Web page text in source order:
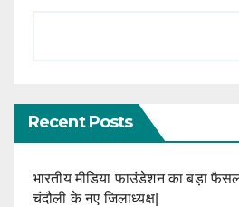
Recent Posts
भारतीय मीडिया फाउंडेशन का बड़ा
चंदौली के नए जिलाध्यक्ष|